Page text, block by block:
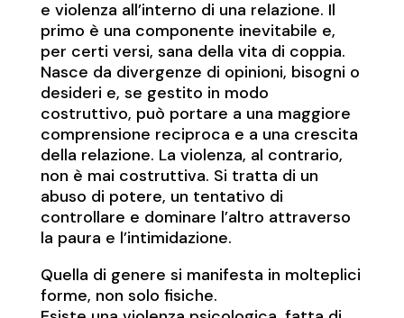
e violenza all’interno di una relazione. Il
primo è una componente inevitabile e,
per certi versi, sana della vita di coppia.
Nasce da divergenze di opinioni, bisogni o
desideri e, se gestito in modo
costruttivo, può portare a una maggiore
comprensione reciproca e a una crescita
della relazione. La violenza, al contrario,
non è mai costruttiva. Si tratta di un
abuso di potere, un tentativo di
controllare e dominare l’altro attraverso
la paura e l’intimidazione.
Quella di genere si manifesta in molteplici
forme, non solo fisiche.